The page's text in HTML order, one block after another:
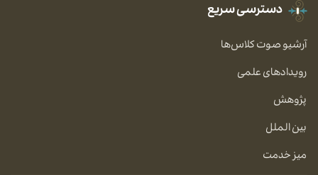
دسترسی سریع
آرشیو صوت کلاس‌ها
رویدادهای علمی
پژوهش
بین الملل
میز خدمت